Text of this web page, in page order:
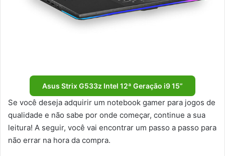
Asus Strix G533z Intel 12ª Geração i9 15”
Se você deseja adquirir um notebook gamer para jogos de
qualidade e não sabe por onde começar, continue a sua
leitura! A seguir, você vai encontrar um passo a passo para
não errar na hora da compra.